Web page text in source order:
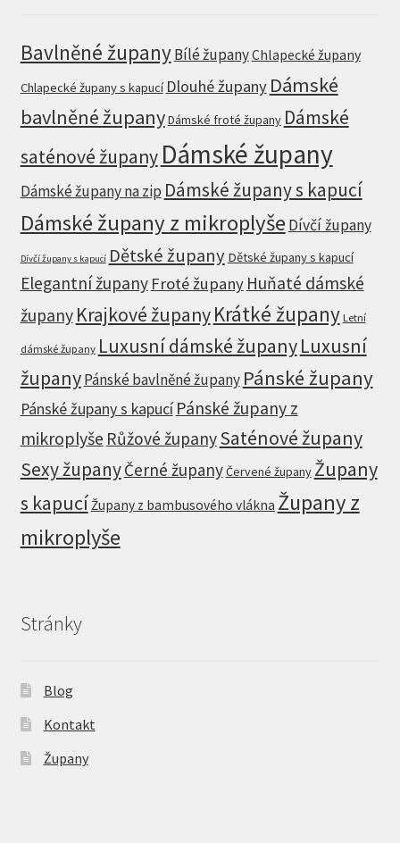
Bavlněné županyBílé županyChlapecké župany
Chlapecké župany s kapucí Dlouhé župany Dámské
bavlněné županyDámské froté župany Dámské
saténové župany Dámské župany
Dámské župany na zip Dámské župany s kapucí
Dámské župany z mikroplyše Dívčí župany
Dívčí župany s kapucí Dětské župany Dětské župany s kapucí
Elegantní župany Froté župany Huňaté dámské
župany Krajkové županyKrátké župany Letní
dámské župany Luxusní dámské županyLuxusní
županyPánské bavlněné župany Pánské župany
Pánské župany s kapucí Pánské župany z
mikroplyše Růžové županySaténové župany
Sexy županyČerné županyČervené župany Župany
s kapucí Župany z bambusového vlákna Župany z
mikroplyše
Stránky
Blog
Kontakt
Župany